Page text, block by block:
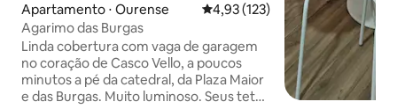
Apartamento ⋅ Ourense 4,93 de uma avaliação média de
4,93 (123)
Agarimo das Burgas
Linda cobertura com vaga de garagem
no coração de Casco Vello, a poucos
minutos a pé da catedral, da Plaza Maior
e das Burgas. Muito luminoso. Seus tetos